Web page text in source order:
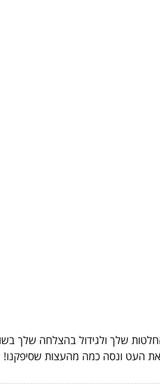
ההחלטות שלך ולגידול בהצלחה
העט ונסה כמה מהעצות שסיפקנו!